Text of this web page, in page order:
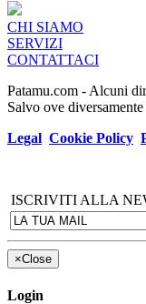
CHI SIAMO
SERVIZI
CONTATTACI
Patamu.com - Alcuni
Salvo ove
Legal Cookie Policy
ISCRIVITI ALLA
×Close
Login